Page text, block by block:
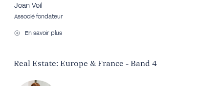
Jean Veil
Associé fondateur
En savoir plus
Real Estate: Europe & France - Band 4